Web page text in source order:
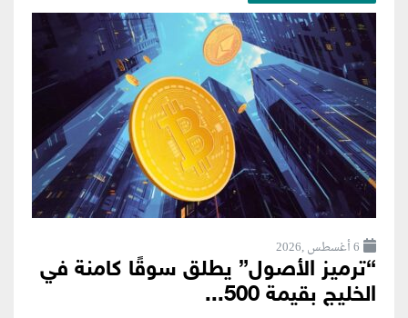
6 أغسطس ,2026
“ترميز الأصول” يطلق سوقًا كامنة في
الخليج بقيمة 500...